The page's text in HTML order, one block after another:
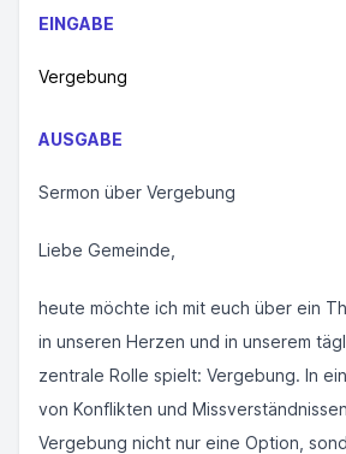
EINGABE
Vergebung
AUSGABE
Sermon über Vergebung
Liebe Gemeinde,
heute möchte ich mit euch über ein
in unseren Herzen und in unserem
zentrale Rolle spielt: Vergebung. In
von Konflikten und
Vergebung nicht nur eine Option,